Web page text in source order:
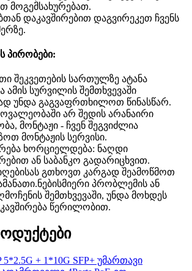
მოგემსახურებათ.
დაკავშირებით დაგვირეკეთ ჩვენს
პირობები:
შეკვეთების სართულზე ატანა
ამის სურვილის შემთხვევაში
უნდა გაგვაფრთხილოთ წინასწარ.
არ შედის არანაირი
მონტაჟი - ჩვენ შეგვიძლია
მონტაჟის სერვისი.
ხორციელდება: ნაღდი
ან საბანკო გადარიცხვით.
გთხოვთ კარგად შეამოწმოთ
პრობლემის ან
შემთხვევაში, უნდა მოხდეს
წერილობით.